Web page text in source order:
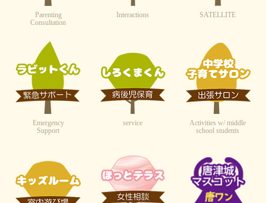
Parenting
Consultation
Interactions SATELLITE
Emergency
Support
service
Activities w/ middle
school students